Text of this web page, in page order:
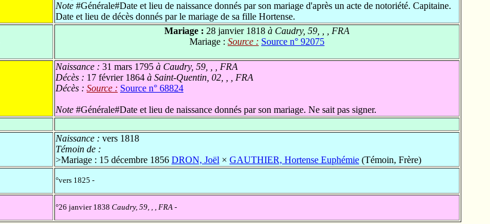
Note #Générale#Date et lieu de naissance donnés par son mariage d'après un acte de notoriété. Capitaine.
Date et lieu de décès donnés par le mariage de sa fille Hortense.
Mariage : 28 janvier 1818 à Caudry, 59, , , FRA
Mariage : Source : Source n° 92075
Naissance : 31 mars 1795 à Caudry, 59, , , FRA
Décès : 17 février 1864 à Saint-Quentin, 02, , , FRA
Décès : Source : Source n° 68824
Note #Générale#Date et lieu de naissance donnés par son mariage. Ne sait pas signer.
Naissance : vers 1818
Témoin de :
>Mariage : 15 décembre 1856 DRON, Joël × GAUTHIER, Hortense Euphémie (Témoin, Frère)
°vers 1825 -
°26 janvier 1838 Caudry, 59, , , FRA -